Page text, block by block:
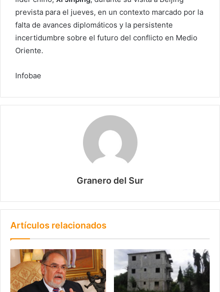
prevista para el jueves, en un contexto marcado por la
falta de avances diplomáticos y la persistente
incertidumbre sobre el futuro del conflicto en Medio
Oriente.
Infobae
Granero del Sur
Artículos relacionados